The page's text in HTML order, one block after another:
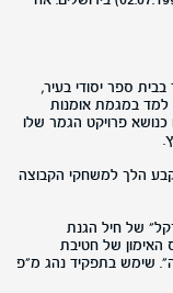
ספר יסודי בעיר,
למד במגמת אומנות
כנושא פרויקט הגמר שלו
קבע הלך למשחקי הקבוצה
של חיל הגנת
האימון של חטיבת
שימש בתפקיד נהג מ"פ